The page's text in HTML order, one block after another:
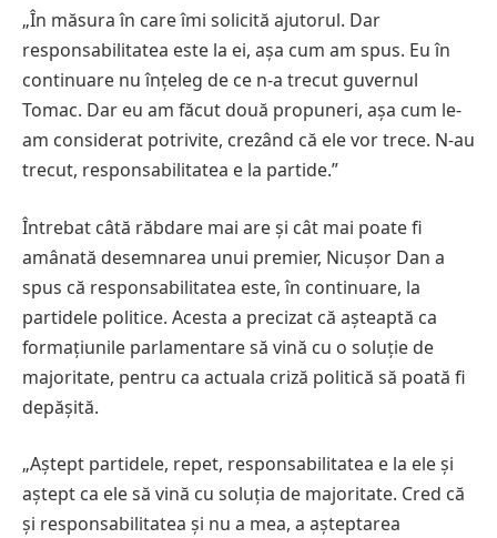
„În măsura în care îmi solicită ajutorul. Dar
responsabilitatea este la ei, așa cum am spus. Eu în
continuare nu înțeleg de ce n-a trecut guvernul
Tomac. Dar eu am făcut două propuneri, așa cum le-
am considerat potrivite, crezând că ele vor trece. N-au
trecut, responsabilitatea e la partide.”
Întrebat câtă răbdare mai are și cât mai poate fi
amânată desemnarea unui premier, Nicușor Dan a
spus că responsabilitatea este, în continuare, la
partidele politice. Acesta a precizat că așteaptă ca
formațiunile parlamentare să vină cu o soluție de
majoritate, pentru ca actuala criză politică să poată fi
depășită.
„Aștept partidele, repet, responsabilitatea e la ele și
aștept ca ele să vină cu soluția de majoritate. Cred că
și responsabilitatea și nu a mea, a așteptarea